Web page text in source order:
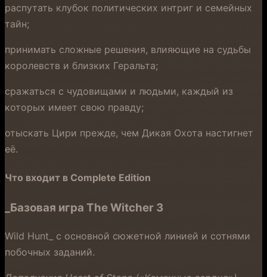
распутать клубок политических интриг и семейных
тайн;
принимать сложные решения, влияющие на судьбы
королевств и близких Геральта;
сражаться с чудовищами и людьми, каждый из
которых имеет свою правду;
отыскать Цири прежде, чем Дикая Охота настигнет
её.
Что входит в Complete Edition
_Базовая игра The Witcher 3
Wild Hunt_ с основной сюжетной линией и сотнями
побочных заданий.